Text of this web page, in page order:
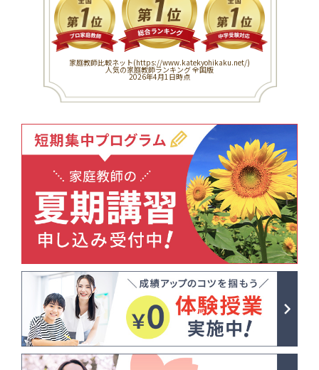
家庭教師比較ネット(https://www.katekyohikaku.net/)
人気の家庭教師ランキング 全国版
2026年4月1日時点